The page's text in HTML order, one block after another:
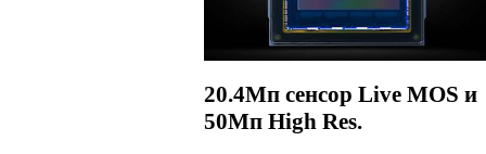
20.4Мп сенсор Live MOS и
50Мп High Res.